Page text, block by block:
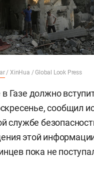
/ XinHua / Global Look Press
Газе должно
сообщил
службе
этой
пока не